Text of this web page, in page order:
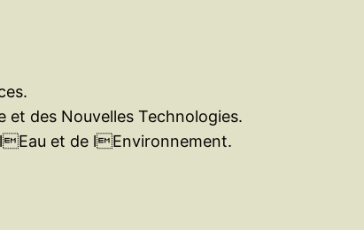
des Nouvelles Technologies.
et de lEnvironnement.